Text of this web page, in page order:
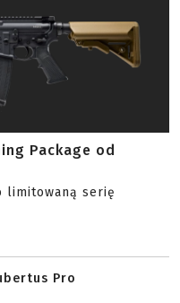
Package od
limitowaną serię
Pro